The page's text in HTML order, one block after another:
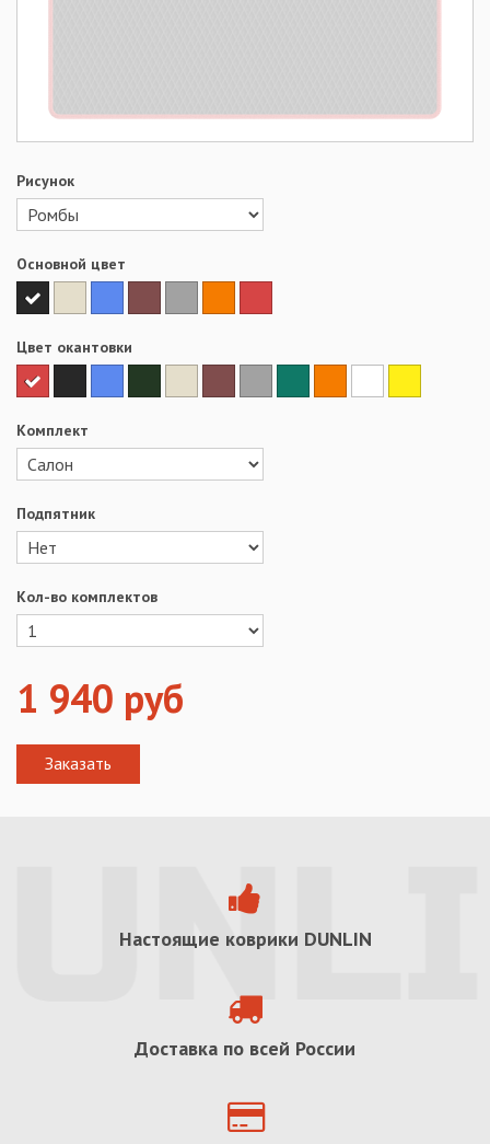
Рисунок
Основной цвет
Цвет окантовки
Комплект
Подпятник
Кол-во комплектов
1 940 руб
Настоящие коврики DUNLIN
Доставка по всей России